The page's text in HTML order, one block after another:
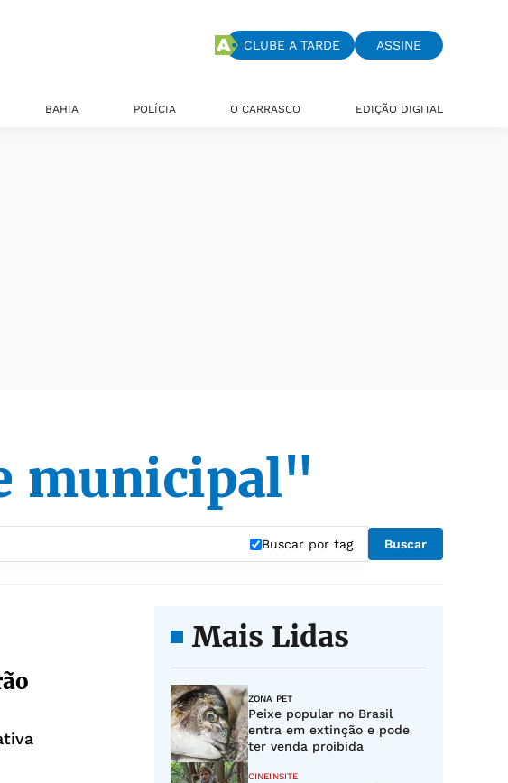
CLUBE A TARDE ASSINE
BAHIA POLÍCIA O CARRASCO EDIÇÃO DIGITAL
municipal"
Buscar por tag Buscar
Mais Lidas
ZONA PET
Peixe popular no Brasil
entra em extinção e pode
ter venda proibida
CINEINSITE